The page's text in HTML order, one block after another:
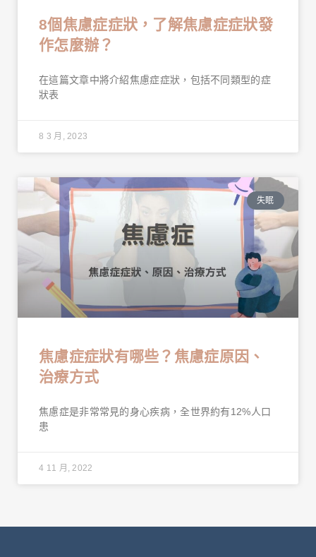
8個焦慮症症狀，了解焦慮症症狀發
作怎麼辦？
在這篇文章中將介紹焦慮症症狀，包括不同類型的症
狀表
8 3 月, 2023
失眠
焦慮症症狀有哪些？焦慮症原因、
治療方式
焦慮症是非常常見的身心疾病，全世界約有12%人口
患
4 11 月, 2022